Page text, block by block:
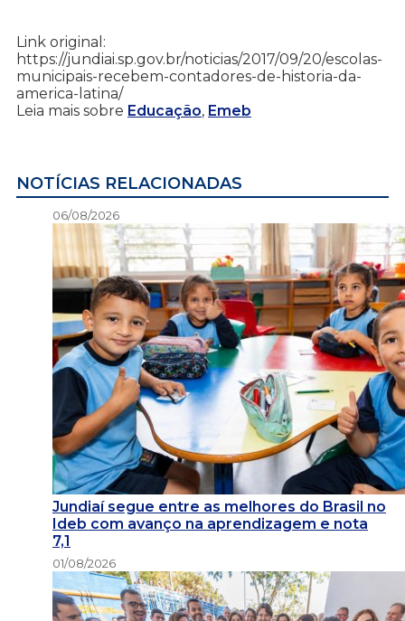
Link original:
https://jundiai.sp.gov.br/noticias/2017/09/20/escolas-
municipais-recebem-contadores-de-historia-da-
america-latina/
Leia mais sobre Educação, Emeb
NOTÍCIAS RELACIONADAS
06/08/2026
Jundiaí segue entre as melhores do Brasil no
Ideb com avanço na aprendizagem e nota
7,1
01/08/2026